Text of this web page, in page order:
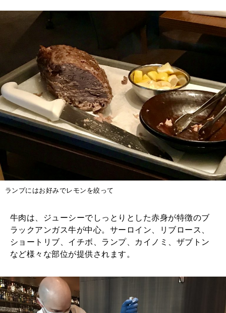
ランプにはお好みでレモンを絞って
牛肉は、ジューシーでしっとりとした赤身が特徴のブ
ラックアンガス牛が中心。サーロイン、リブロース、
ショートリブ、イチボ、ランプ、カイノミ、ザブトン
など様々な部位が提供されます。